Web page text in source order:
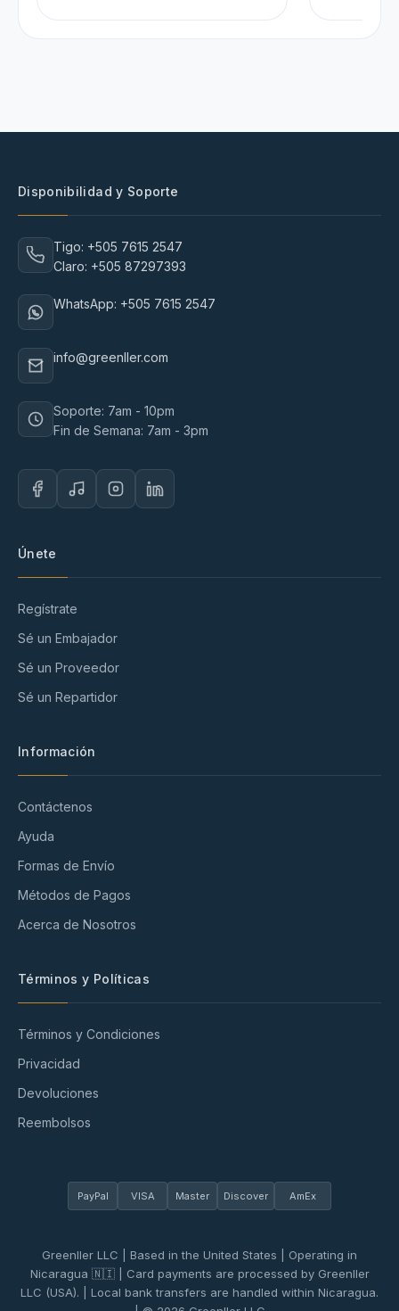
Disponibilidad y Soporte
Tigo: +505 7615 2547
Claro: +505 87297393
WhatsApp: +505 7615 2547
info@greenller.com
Soporte: 7am - 10pm
Fin de Semana: 7am - 3pm
Únete
Regístrate
Sé un Embajador
Sé un Proveedor
Sé un Repartidor
Información
Contáctenos
Ayuda
Formas de Envío
Métodos de Pagos
Acerca de Nosotros
Términos y Políticas
Términos y Condiciones
Privacidad
Devoluciones
Reembolsos
PayPal VISA Master Discover AmEx
Greenller LLC | Based in the United States | Operating in
Nicaragua 🇳🇮 | Card payments are processed by Greenller
LLC (USA). | Local bank transfers are handled within Nicaragua.